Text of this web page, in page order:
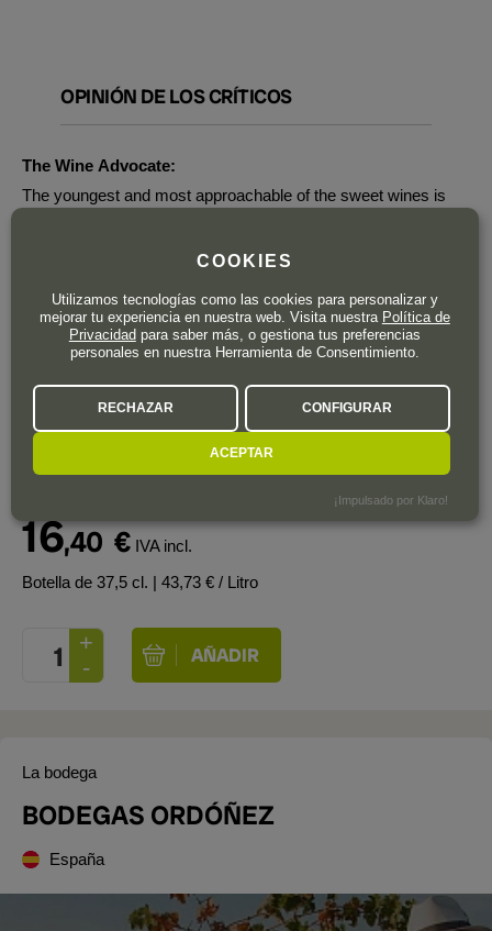
OPINIÓN DE LOS CRÍTICOS
The Wine Advocate:
The youngest and most approachable of the sweet wines is
grapey and more aromatic, with 11% alcohol, a pH of 3.25,
seven grams of acidity and 140 grams of sugar. It's primary
and young, a little shy but not reductive, with varietal notes,
pale, clean and balanced. 8,000 half bottles were filled in
January 2025. - Luis Gutiérrez.
16,40 € IVA incl.
Botella de 37,5 cl. | 43,73 € / Litro
La bodega
BODEGAS ORDÓÑEZ
España
COOKIES
Utilizamos tecnologías como las cookies para personalizar y
mejorar tu experiencia en nuestra web. Visita nuestra Política de
Privacidadpara saber más, o gestiona tus preferencias
personales en nuestra Herramienta de Consentimiento.
RECHAZAR CONFIGURAR
ACEPTAR
¡Impulsado por Klaro!